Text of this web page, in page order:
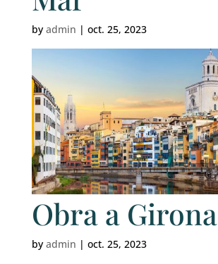
by admin | oct. 25, 2023
Obra a Girona
by admin | oct. 25, 2023